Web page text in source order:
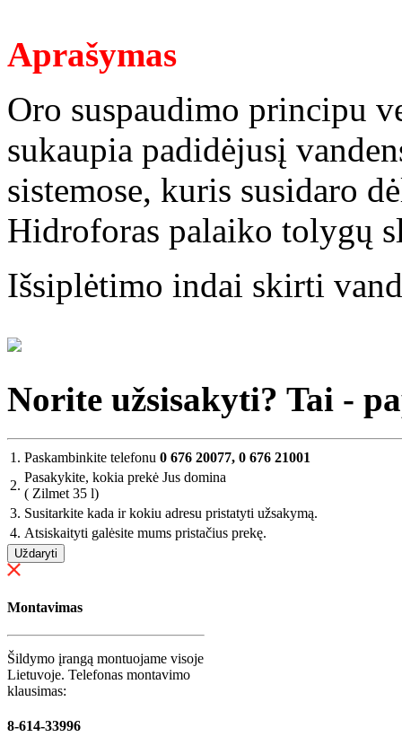
Aprašymas
Oro suspaudimo principu
sukaupia padidėjusį
sistemose, kuris susidaro
Hidroforas palaiko tolygų
Išsiplėtimo indai skirti
Norite užsisakyti? Tai -
1. Paskambinkite telefonu 0 676 20077, 0 676 21001
2.
Pasakykite, kokia prekė Jus domina
( Zilmet 35 l)
3. Susitarkite kada ir kokiu adresu pristatyti užsakymą.
4. Atsiskaityti galėsite mums pristačius prekę.
Uždaryti
Montavimas
Šildymo įrangą montuojame visoje
Lietuvoje. Telefonas montavimo
klausimas:
8-614-33996